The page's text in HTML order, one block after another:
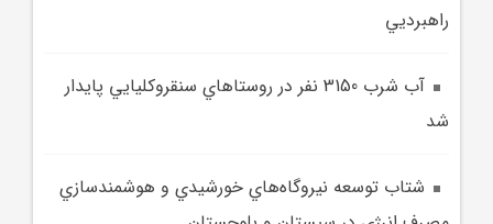
راهبرديي
آب شرب 3150 نفر در روستاهاي سنقروکليايي پايدار
شد
شتاب توسعه نيروگاه‌هاي خورشيدي و هوشمندسازي